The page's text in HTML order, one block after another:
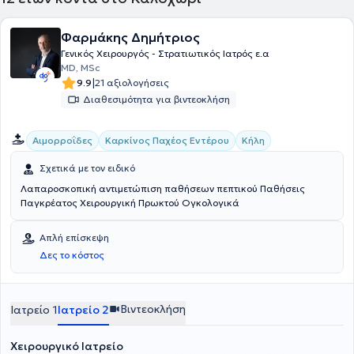
Φαρμάκης Δημήτριος
Γενικός Χειρουργός - Στρατιωτικός Ιατρός ε.α
MD, MSc
9.9|21 αξιολογήσεις
Διαθεσιμότητα για βιντεοκλήση
Αιμορροΐδες Καρκίνος Παχέος Εντέρου Κήλη
Σχετικά με τον ειδικό
Λαπαροσκοπική αντιμετώπιση παθήσεων πεπτικού Παθήσεις
Παγκρέατος Χειρουργική Πρωκτού Ογκολογικά
Απλή επίσκεψη
Δες το κόστος
Ιατρείο 1Ιατρείο 2 Βιντεοκλήση
Χειρουργικό Ιατρείο